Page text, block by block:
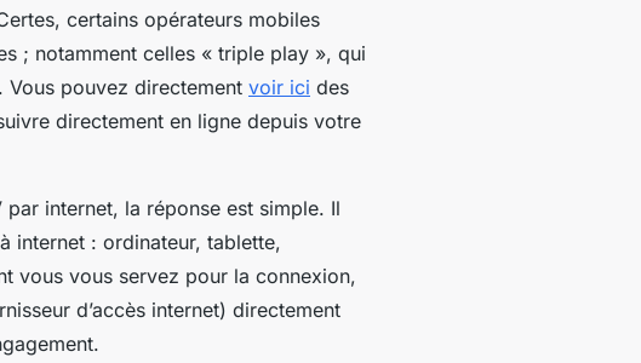
certains opérateurs mobiles
; notamment celles « triple play », qui
pouvez directement voir ici des
directement en ligne depuis votre
internet, la réponse est simple. Il
internet : ordinateur, tablette,
vous vous servez pour la connexion,
d’accès internet) directement